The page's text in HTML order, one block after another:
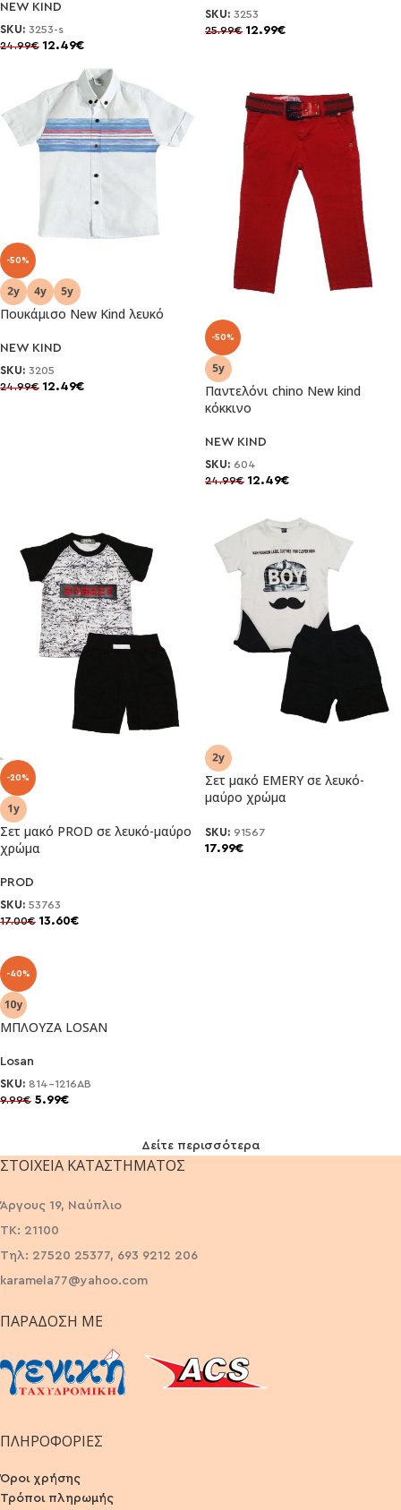
NEW KIND
SKU: 3253-s
24.99€ 12.49€
SKU: 3253
25.99€ 12.99€
-50%
Πουκάμισο New Kind λευκό
NEW KIND
SKU: 3205
24.99€ 12.49€
-50%
Παντελόνι chino New kind
κόκκινο
NEW KIND
SKU: 604
24.99€ 12.49€
-20%
Σετ μακό PROD σε λευκό-μαύρο
χρώμα
PROD
SKU: 53763
17.00€ 13.60€
Σετ μακό EMERY σε λευκό-
μαύρο χρώμα
SKU: 91567
17.99€
-40%
ΜΠΛΟΥΖΑ LOSAN
Losan
SKU: 814-1216AB
9.99€ 5.99€
Δείτε περισσότερα
ΣΤΟΙΧΕΊΑ ΚΑΤΑΣΤΉΜΑΤΟΣ
Άργους 19, Ναύπλιο
ΤΚ: 21100
Τηλ: 27520 25377, 693 9212 206
karamela77@yahoo.com
ΠΑΡΆΔΟΣΗ ΜΕ
ΠΛΗΡΟΦΟΡΙΕΣ
Όροι χρήσης
Τρόποι πληρωμής